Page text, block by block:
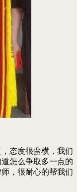
态度很蛮横，我们
怎么争取多一点的
，很耐心的帮我们